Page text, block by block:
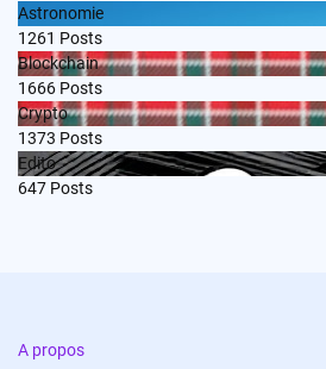
Astronomie
1261 Posts
Blockchain
1666 Posts
Crypto
1373 Posts
Edito
647 Posts
A propos